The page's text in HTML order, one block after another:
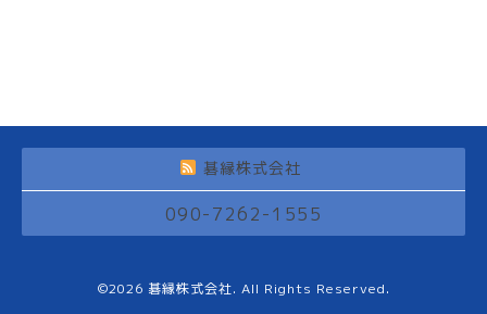
碁縁株式会社
090-7262-1555
©2026 碁縁株式会社. All Rights Reserved.